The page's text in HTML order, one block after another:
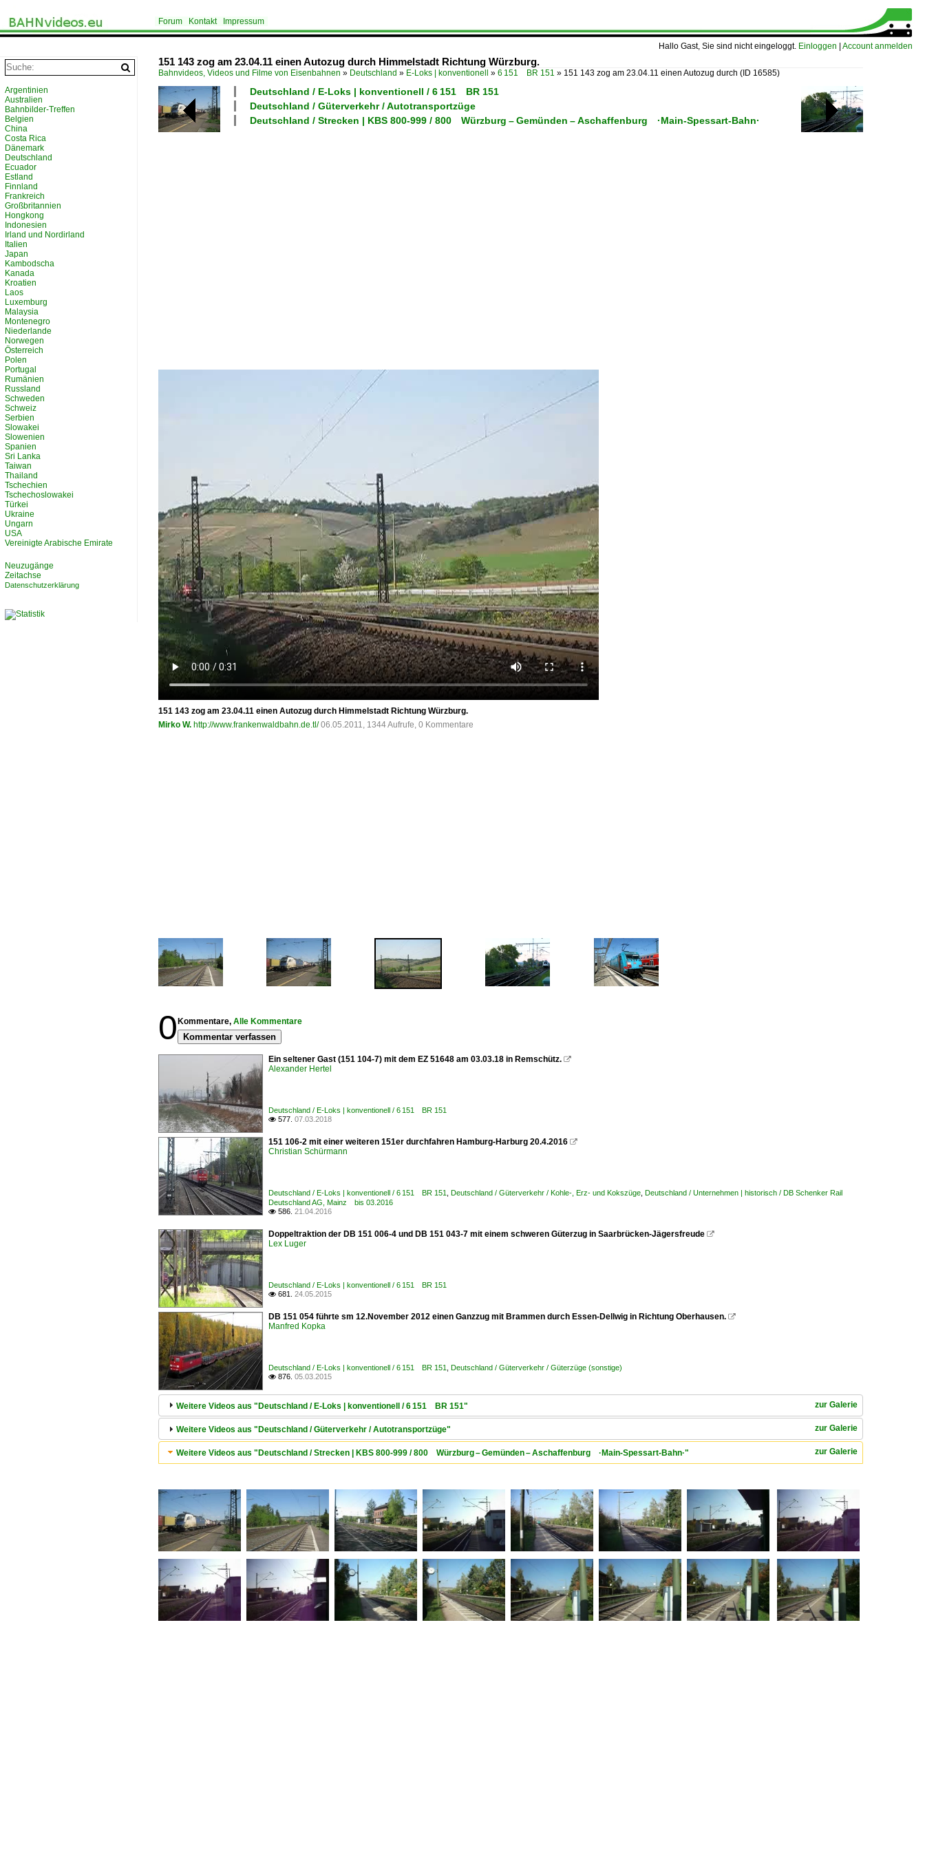
Hallo Gast, Sie sind nicht eingeloggt. Einloggen Account anmelden
Forum Kontakt Impressum
151 143 zog am 23.04.11 einen Autozug durch Himmelstadt Richtung Würzburg.
Bahnvideos, Videos und Filme von Eisenbahnen » Deutschland » E-Loks | konventionell » 6 151 BR 151 » 151 143 zog am 23.04.11 einen Autozug durch (ID 16585)
Deutschland / E-Loks | konventionell / 6 151 BR 151
Deutschland / Güterverkehr / Autotransportzüge
Deutschland / Strecken | KBS 800-999 / 800 Würzburg – Gemünden – Aschaffenburg ·Main-Spessart-Bahn·
151 143 zog am 23.04.11 einen Autozug durch Himmelstadt Richtung Würzburg.
Mirko W. http://www.frankenwaldbahn.de.tl/ 06.05.2011, 1344 Aufrufe, 0 Kommentare
0 Kommentare, Alle Kommentare
Kommentar verfassen
Ein seltener Gast (151 104-7) mit dem EZ 51648 am 03.03.18 in Remschütz. 
Alexander Hertel
Deutschland / E-Loks | konventionell / 6 151 BR 151
 577. 07.03.2018
151 106-2 mit einer weiteren 151er durchfahren Hamburg-Harburg 20.4.2016 
Christian Schürmann
Deutschland / E-Loks | konventionell / 6 151 BR 151 Deutschland / Güterverkehr / Kohle-, Erz- und Kokszüge Deutschland / Unternehmen | historisch / DB Schenker Rail
Deutschland AG, Mainz bis 03.2016
 586. 21.04.2016
Doppeltraktion der DB 151 006-4 und DB 151 043-7 mit einem schweren Güterzug in Saarbrücken-Jägersfreude 
Lex Luger
Deutschland / E-Loks | konventionell / 6 151 BR 151
 681. 24.05.2015
DB 151 054 führte sm 12.November 2012 einen Ganzzug mit Brammen durch Essen-Dellwig in Richtung Oberhausen. 
Manfred Kopka
Deutschland / E-Loks | konventionell / 6 151 BR 151 Deutschland / Güterverkehr / Güterzüge (sonstige)
 876. 05.03.2015
zur Galerie
Weitere Videos aus "Deutschland / E-Loks | konventionell / 6 151 BR 151"
zur Galerie
Weitere Videos aus "Deutschland / Güterverkehr / Autotransportzüge"
zur Galerie
Weitere Videos aus "Deutschland / Strecken | KBS 800-999 / 800 Würzburg – Gemünden – Aschaffenburg ·Main-Spessart-Bahn·"
Argentinien
Australien
Bahnbilder-Treffen
Belgien
China
Costa Rica
Dänemark
Deutschland
Ecuador
Estland
Finnland
Frankreich
Großbritannien
Hongkong
Indonesien
Irland und Nordirland
Italien
Japan
Kambodscha
Kanada
Kroatien
Laos
Luxemburg
Malaysia
Montenegro
Niederlande
Norwegen
Österreich
Polen
Portugal
Rumänien
Russland
Schweden
Schweiz
Serbien
Slowakei
Slowenien
Spanien
Sri Lanka
Taiwan
Thailand
Tschechien
Tschechoslowakei
Türkei
Ukraine
Ungarn
USA
Vereinigte Arabische Emirate
Neuzugänge
Zeitachse
Datenschutzerklärung